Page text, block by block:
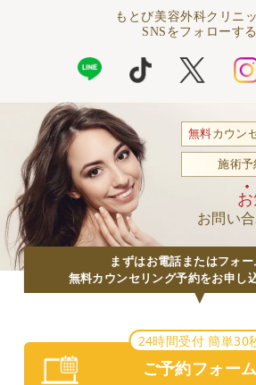
もとび美容外科クリニ
SNSをフォローする
無料カウン
施術予
お問い
まずはお電話またはフォ
無料カウンセリング予約をお申し
24時間受付 簡単30
ご予約フォーム